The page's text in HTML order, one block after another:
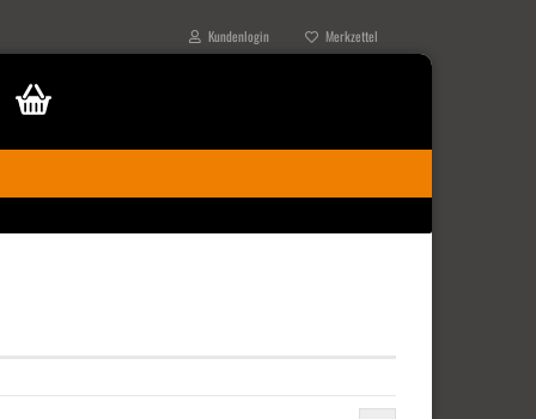
Kundenlogin Merkzettel